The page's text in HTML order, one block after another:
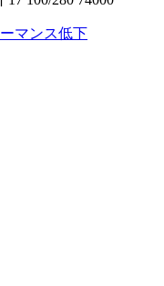
マンス低下